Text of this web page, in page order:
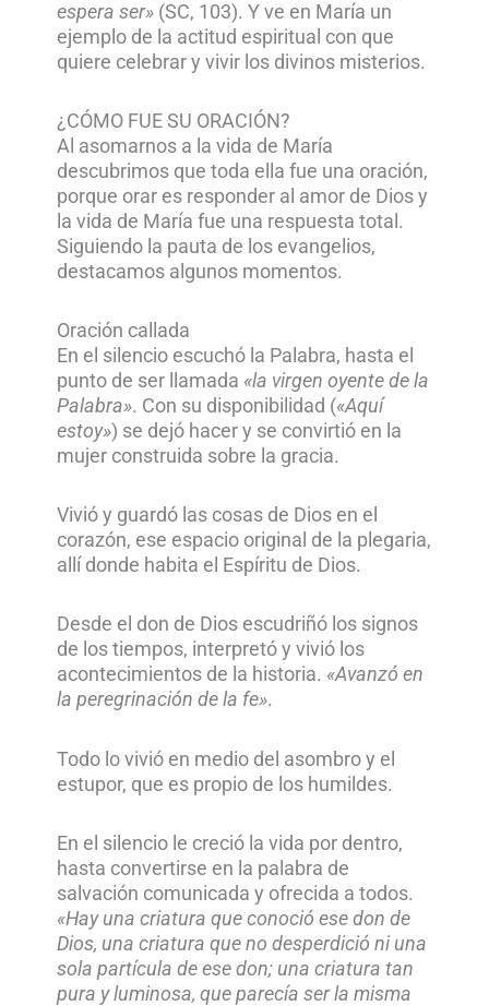
espera ser» (SC, 103). Y ve en María un
ejemplo de la actitud espiritual con que
quiere celebrar y vivir los divinos misterios.
¿CÓMO FUE SU ORACIÓN?
Al asomarnos a la vida de María
descubrimos que toda ella fue una oración,
porque orar es responder al amor de Dios y
la vida de María fue una respuesta total.
Siguiendo la pauta de los evangelios,
destacamos algunos momentos.
Oración callada
En el silencio escuchó la Palabra, hasta el
punto de ser llamada «la virgen oyente de la
Palabra». Con su disponibilidad («Aquí
estoy») se dejó hacer y se convirtió en la
mujer construida sobre la gracia.
Vivió y guardó las cosas de Dios en el
corazón, ese espacio original de la plegaria,
allí donde habita el Espíritu de Dios.
Desde el don de Dios escudriñó los signos
de los tiempos, interpretó y vivió los
acontecimientos de la historia. «Avanzó en
la peregrinación de la fe».
Todo lo vivió en medio del asombro y el
estupor, que es propio de los humildes.
En el silencio le creció la vida por dentro,
hasta convertirse en la palabra de
salvación comunicada y ofrecida a todos.
«Hay una criatura que conoció ese don de
Dios, una criatura que no desperdició ni una
sola partícula de ese don; una criatura tan
pura y luminosa, que parecía ser la misma